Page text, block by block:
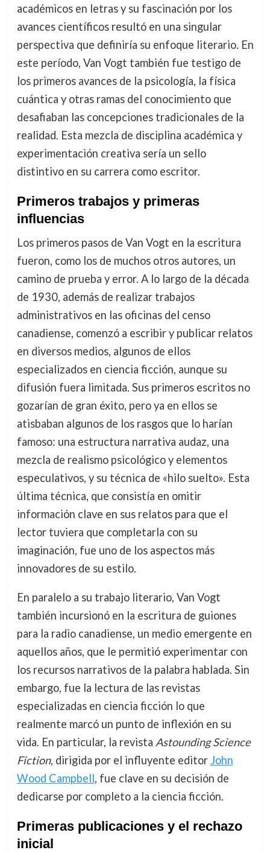
académicos en letras y su fascinación por los
avances científicos resultó en una singular
perspectiva que definiría su enfoque literario. En
este período, Van Vogt también fue testigo de
los primeros avances de la psicología, la física
cuántica y otras ramas del conocimiento que
desafiaban las concepciones tradicionales de la
realidad. Esta mezcla de disciplina académica y
experimentación creativa sería un sello
distintivo en su carrera como escritor.
Primeros trabajos y primeras
influencias
Los primeros pasos de Van Vogt en la escritura
fueron, como los de muchos otros autores, un
camino de prueba y error. A lo largo de la década
de 1930, además de realizar trabajos
administrativos en las oficinas del censo
canadiense, comenzó a escribir y publicar relatos
en diversos medios, algunos de ellos
especializados en ciencia ficción, aunque su
difusión fuera limitada. Sus primeros escritos no
gozarían de gran éxito, pero ya en ellos se
atisbaban algunos de los rasgos que lo harían
famoso: una estructura narrativa audaz, una
mezcla de realismo psicológico y elementos
especulativos, y su técnica de «hilo suelto». Esta
última técnica, que consistía en omitir
información clave en sus relatos para que el
lector tuviera que completarla con su
imaginación, fue uno de los aspectos más
innovadores de su estilo.
En paralelo a su trabajo literario, Van Vogt
también incursionó en la escritura de guiones
para la radio canadiense, un medio emergente en
aquellos años, que le permitió experimentar con
los recursos narrativos de la palabra hablada. Sin
embargo, fue la lectura de las revistas
especializadas en ciencia ficción lo que
realmente marcó un punto de inflexión en su
vida. En particular, la revista Astounding Science
Fiction, dirigida por el influyente editor John
Wood Campbell, fue clave en su decisión de
dedicarse por completo a la ciencia ficción.
Primeras publicaciones y el rechazo
inicial